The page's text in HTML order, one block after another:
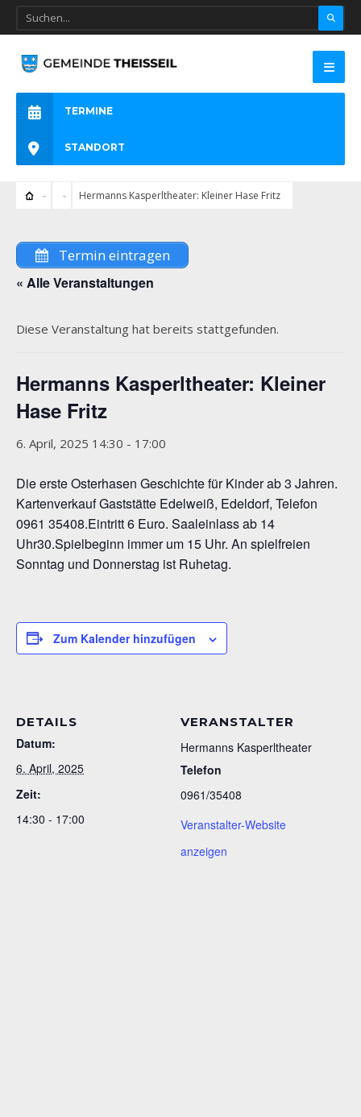
TERMINE
STANDORT
Hermanns Kasperltheater: Kleiner Hase Fritz
Termin eintragen
« Alle Veranstaltungen
Diese Veranstaltung hat bereits stattgefunden.
Hermanns Kasperltheater: Kleiner
Hase Fritz
6. April, 2025 14:30 - 17:00
Die erste Osterhasen Geschichte für Kinder ab 3 Jahren.
Kartenverkauf Gaststätte Edelweiß, Edeldorf, Telefon
0961 35408.Eintritt 6 Euro. Saaleinlass ab 14
Uhr30.Spielbeginn immer um 15 Uhr. An spielfreien
Sonntag und Donnerstag ist Ruhetag.
Zum Kalender hinzufügen
DETAILS
Datum:
6. April, 2025
Zeit:
14:30 - 17:00
VERANSTALTER
Hermanns Kasperltheater
Telefon
0961/35408
Veranstalter-Website
anzeigen